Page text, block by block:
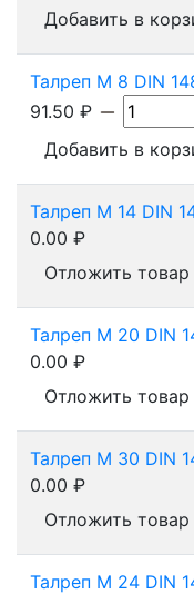
Добавить в
Талреп М 8 DIN
91.50 ₽
Добавить в
Талреп М 14 DIN
0.00 ₽
Отложить товар
Талреп М 20 DIN
0.00 ₽
Отложить товар
Талреп М 30 DIN
0.00 ₽
Отложить товар
Талреп М 24 DIN